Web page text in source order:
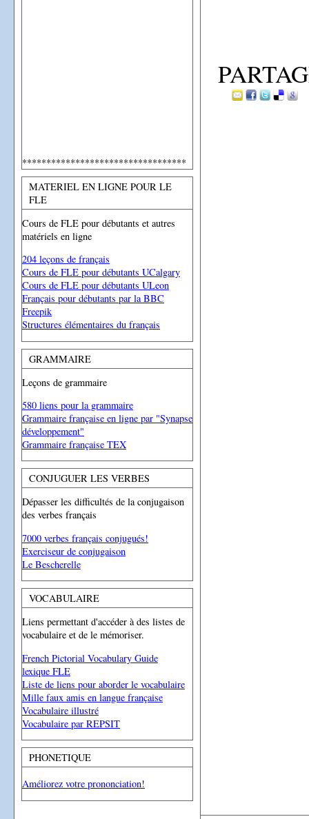
**********************************
MATERIEL EN LIGNE POUR LE
FLE
Cours de FLE pour débutants et autres
matériels en ligne
204 leçons de français
Cours de FLE pour débutants UCalgary
Cours de FLE pour débutants ULeon
Français pour débutants par la BBC
Freepik
Structures élémentaires du français
GRAMMAIRE
Leçons de grammaire
580 liens pour la grammaire
Grammaire française en ligne par "Synapse
développement"
Grammaire française TEX
CONJUGUER LES VERBES
Dépasser les difficultés de la conjugaison
des verbes français
7000 verbes français conjugués!
Exerciseur de conjugaison
Le Bescherelle
VOCABULAIRE
Liens permettant d'accéder à des listes de
vocabulaire et de le mémoriser.
French Pictorial Vocabulary Guide
lexique FLE
Liste de liens pour aborder le vocabulaire
Mille faux amis en langue française
Vocabulaire illustré
Vocabulaire par REPSIT
PHONETIQUE
Améliorez votre prononciation!